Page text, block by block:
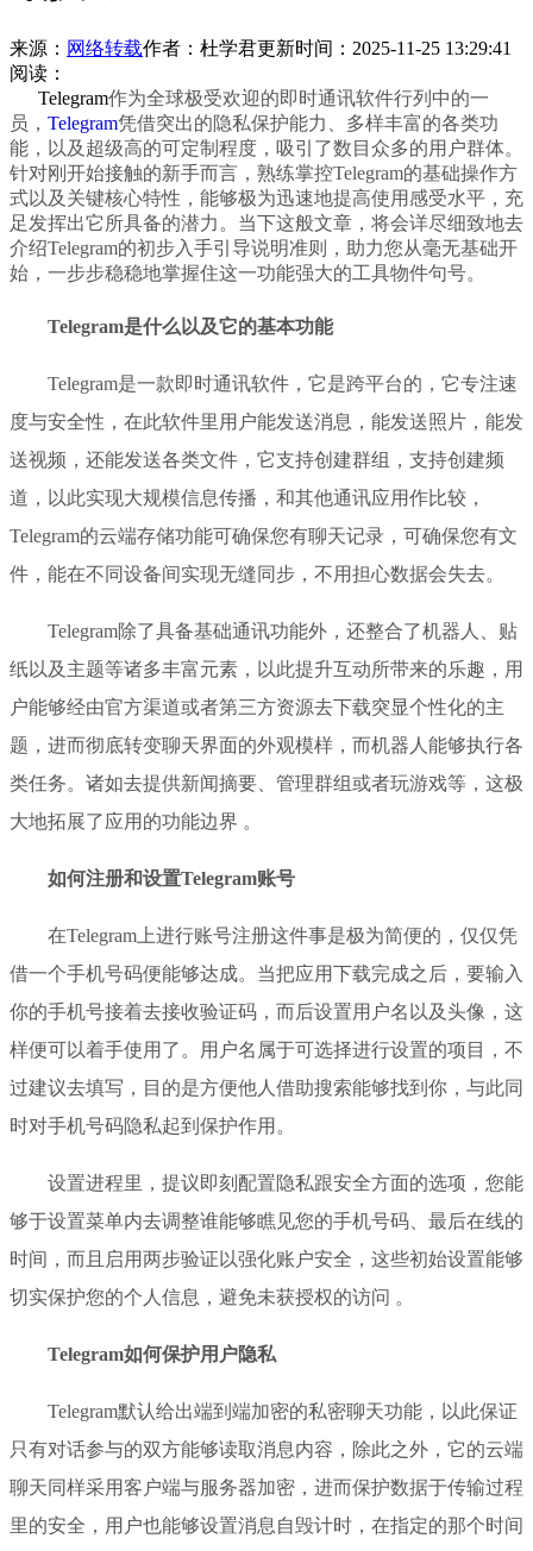
来源： 网络转载作者：杜学君更新时间：2025-11-25 13:29:41
阅读：
Telegram作为全球极受欢迎的即时通讯软件行列中的一
员， Telegram凭借突出的隐私保护能力、多样丰富的各类功
能，以及超级高的可定制程度，吸引了数目众多的用户群体。
针对刚开始接触的新手而言，熟练掌控Telegram的基础操作方
式以及关键核心特性，能够极为迅速地提高使用感受水平，充
足发挥出它所具备的潜力。当下这般文章，将会详尽细致地去
介绍Telegram的初步入手引导说明准则，助力您从毫无基础开
始，一步步稳稳地掌握住这一功能强大的工具物件句号。
Telegram是什么以及它的基本功能
Telegram是一款即时通讯软件，它是跨平台的，它专注速
度与安全性，在此软件里用户能发送消息，能发送照片，能发
送视频，还能发送各类文件，它支持创建群组，支持创建频
道，以此实现大规模信息传播，和其他通讯应用作比较，
Telegram的云端存储功能可确保您有聊天记录，可确保您有文
件，能在不同设备间实现无缝同步，不用担心数据会失去。
Telegram除了具备基础通讯功能外，还整合了机器人、贴
纸以及主题等诸多丰富元素，以此提升互动所带来的乐趣，用
户能够经由官方渠道或者第三方资源去下载突显个性化的主
题，进而彻底转变聊天界面的外观模样，而机器人能够执行各
类任务。诸如去提供新闻摘要、管理群组或者玩游戏等，这极
大地拓展了应用的功能边界 。
如何注册和设置Telegram账号
在Telegram上进行账号注册这件事是极为简便的，仅仅凭
借一个手机号码便能够达成。当把应用下载完成之后，要输入
你的手机号接着去接收验证码，而后设置用户名以及头像，这
样便可以着手使用了。用户名属于可选择进行设置的项目，不
过建议去填写，目的是方便他人借助搜索能够找到你，与此同
时对手机号码隐私起到保护作用。
设置进程里，提议即刻配置隐私跟安全方面的选项，您能
够于设置菜单内去调整谁能够瞧见您的手机号码、最后在线的
时间，而且启用两步验证以强化账户安全，这些初始设置能够
切实保护您的个人信息，避免未获授权的访问 。
Telegram如何保护用户隐私
Telegram默认给出端到端加密的私密聊天功能，以此保证
只有对话参与的双方能够读取消息内容，除此之外，它的云端
聊天同样采用客户端与服务器加密，进而保护数据于传输过程
里的安全，用户也能够设置消息自毁计时，在指定的那个时间